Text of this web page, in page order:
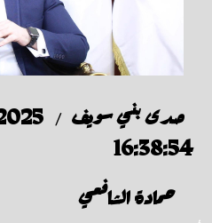
صدى بني سويف /
16:38:54
حمادة الشافعي